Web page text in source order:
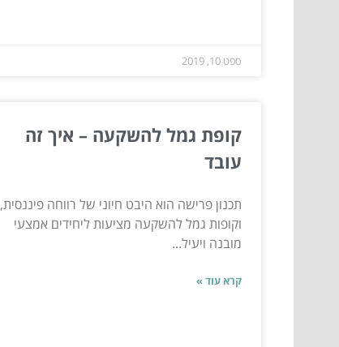
ספט 10, 2019
קופת גמל להשקעה – איך זה
עובד
תכנון פרישה הוא היבט חיוני של רווחה פיננסית,
וקופות גמל להשקעה מציעות ליחידים אמצעי
מובנה ויעיל...
קרא עוד »